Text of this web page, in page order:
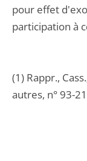
pour effet
participation à
(1) Rappr.,
autres, n° 93-